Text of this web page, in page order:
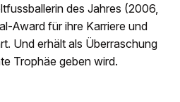
des Jahres (2006,
Award für ihre Karriere und
Und erhält als Überraschung
Trophäe geben wird.